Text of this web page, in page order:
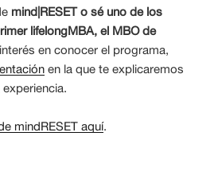
mind|RESET o sé uno de los
lifelongMBA, el MBO de
en conocer el programa,
en la que te explicaremos
mindRESET aquí.